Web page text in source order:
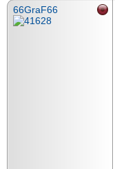
66GraF66